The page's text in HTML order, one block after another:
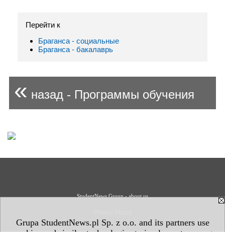
Grupa StudentNews.pl Sp. z o.o. and its partners use
Перейти к
Браганса - социальные
Браганса - бакалаврь
« назад - Программы обучения
StudentNews Group - about us